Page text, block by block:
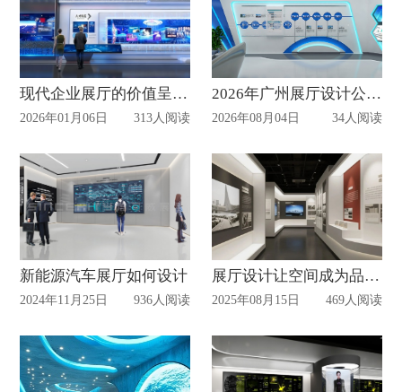
现代企业展厅的价值呈现与体验革新
2026年01月06日 313人阅读
2026年广州展厅设计公司综合实力测评与选择指南及避坑指南
2026年08月04日 34人阅读
新能源汽车展厅如何设计
2024年11月25日 936人阅读
展厅设计让空间成为品牌的叙事者
2025年08月15日 469人阅读